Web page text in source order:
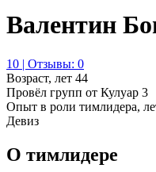
Валентин
10 | Отзывы: 0
Возраст, лет 44
Провёл групп от Кулуар 3
Опыт в роли тимлидера,
Девиз
О тимлидере